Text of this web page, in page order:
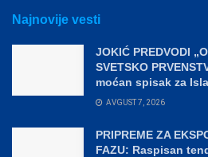
Najnovije vesti
JOKIĆ PREDVODI
SVETSKO
moćan spisak za
AVGUST 7, 2026
PRIPREME ZA
FAZU: Raspisan